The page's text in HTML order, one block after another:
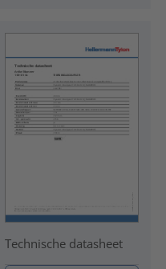
Technische datasheet